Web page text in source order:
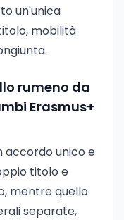
un'unica
mobilità
rumeno da
Erasmus+
accordo unico e
titolo e
mentre quello
separate,